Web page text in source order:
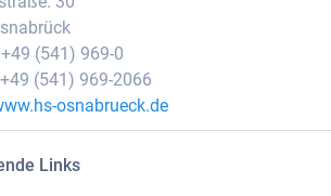
(541) 969-0
(541) 969-2066
osnabrueck.de
Links